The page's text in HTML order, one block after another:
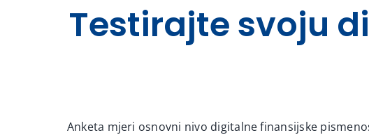
Testirajte svoju
Anketa mjeri osnovni nivo digitalne finansijske